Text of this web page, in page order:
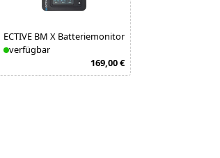
ECTIVE BM X Batteriemonitor
verfügbar
169,00 €